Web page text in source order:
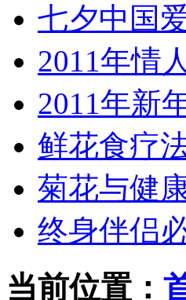
七夕中国
2011年情
2011年新
鲜花食疗
菊花与健
终身伴侣
当前位置：